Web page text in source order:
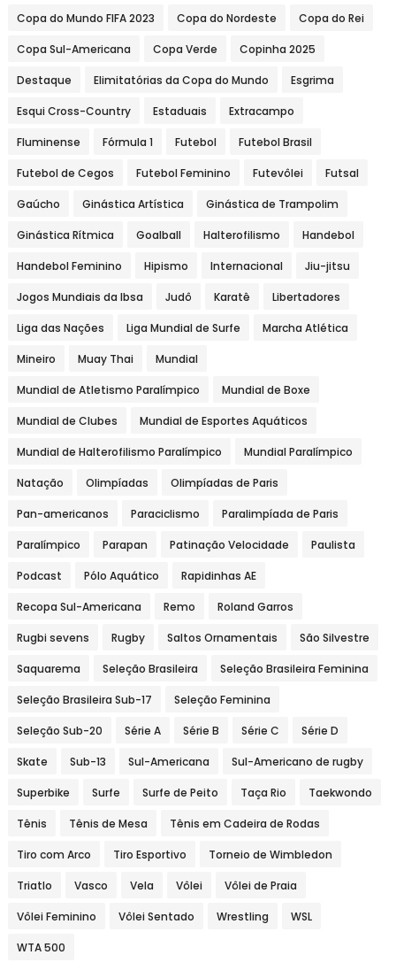
Copa do Mundo FIFA 2023 Copa do Nordeste Copa do Rei
Copa Sul-Americana Copa Verde Copinha 2025
Destaque Elimitatórias da Copa do Mundo Esgrima
Esqui Cross-Country Estaduais Extracampo
Fluminense Fórmula 1 Futebol Futebol Brasil
Futebol de Cegos Futebol Feminino Futevôlei Futsal
Gaúcho Ginástica Artística Ginástica de Trampolim
Ginástica Rítmica Goalball Halterofilismo Handebol
Handebol Feminino Hipismo Internacional Jiu-jitsu
Jogos Mundiais da Ibsa Judô Karatê Libertadores
Liga das Nações Liga Mundial de Surfe Marcha Atlética
Mineiro Muay Thai Mundial
Mundial de Atletismo Paralímpico Mundial de Boxe
Mundial de Clubes Mundial de Esportes Aquáticos
Mundial de Halterofilismo Paralímpico Mundial Paralímpico
Natação Olimpíadas Olimpíadas de Paris
Pan-americanos Paraciclismo Paralimpíada de Paris
Paralímpico Parapan Patinação Velocidade Paulista
Podcast Pólo Aquático Rapidinhas AE
Recopa Sul-Americana Remo Roland Garros
Rugbi sevens Rugby Saltos Ornamentais São Silvestre
Saquarema Seleção Brasileira Seleção Brasileira Feminina
Seleção Brasileira Sub-17 Seleção Feminina
Seleção Sub-20 Série A Série B Série C Série D
Skate Sub-13 Sul-Americana Sul-Americano de rugby
Superbike Surfe Surfe de Peito Taça Rio Taekwondo
Tênis Tênis de Mesa Tênis em Cadeira de Rodas
Tiro com Arco Tiro Esportivo Torneio de Wimbledon
Triatlo Vasco Vela Vôlei Vôlei de Praia
Vôlei Feminino Vôlei Sentado Wrestling WSL
WTA 500